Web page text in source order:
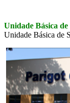
Unidade Básica
Unidade Básica de